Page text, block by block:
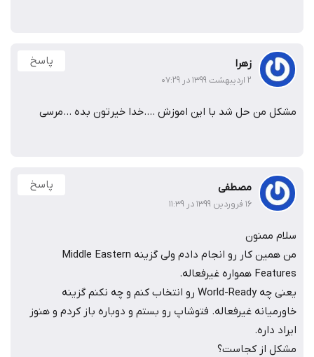
زهرا
۲ اردیبهشت ۱۳۹۹ در ۰۷:۲۹
پاسخ
مشکل من حل شد با این اموزش ….خدا خیرتون بده …مرسی
مصطفی
۱۶ فروردین ۱۳۹۹ در ۱۱:۳۹
پاسخ
سلام ممنون
من همین کار رو انجام دادم ولی گزینه Middle Eastern
Features همواره غیرفعاله.
یعنی چه World-Ready رو انتخاب کنم و چه نکنم گزینه
خاورمیانه غیرفعاله. فتوشاپ رو بستم و دوباره باز کردم و هنوز
ایراد داره.
مشکل از کجاست؟